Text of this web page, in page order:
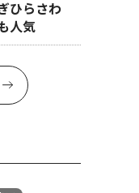
ひらさわ
人気